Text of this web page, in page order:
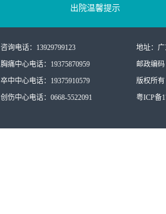
出院温馨提示
咨询电话：13929799123
胸痛中心电话：19375870959
卒中中心电话：19375910579
创伤中心电话：0668-5522091
地址：
邮政编码
版权所
粤ICP备